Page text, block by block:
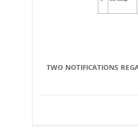
TWO NOTIFICATIONS